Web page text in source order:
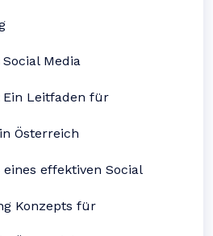
Media
Ein Leitfaden für
Österreich
effektiven Social
Konzepts für